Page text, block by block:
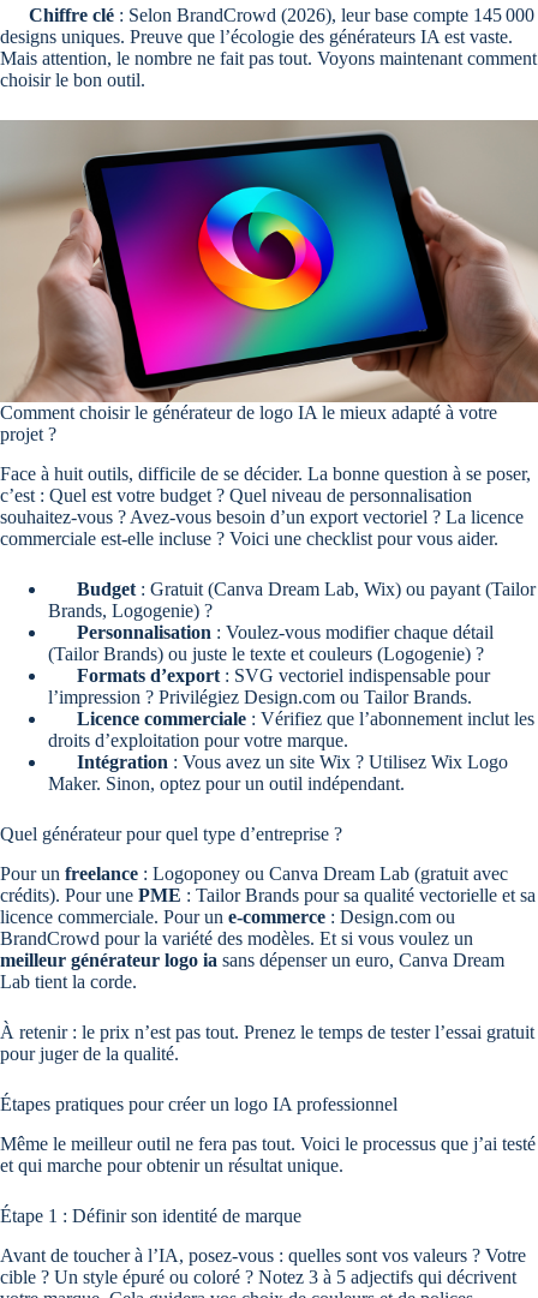
Chiffre clé : Selon BrandCrowd (2026), leur base compte 145 000
designs uniques. Preuve que l’écologie des générateurs IA est vaste.
Mais attention, le nombre ne fait pas tout. Voyons maintenant comment
choisir le bon outil.
Comment choisir le générateur de logo IA le mieux adapté à votre
projet ?
Face à huit outils, difficile de se décider. La bonne question à se poser,
c’est : Quel est votre budget ? Quel niveau de personnalisation
souhaitez-vous ? Avez-vous besoin d’un export vectoriel ? La licence
commerciale est-elle incluse ? Voici une checklist pour vous aider.
Budget : Gratuit (Canva Dream Lab, Wix) ou payant (Tailor
Brands, Logogenie) ?
Personnalisation : Voulez-vous modifier chaque détail
(Tailor Brands) ou juste le texte et couleurs (Logogenie) ?
Formats d’export : SVG vectoriel indispensable pour
l’impression ? Privilégiez Design.com ou Tailor Brands.
Licence commerciale : Vérifiez que l’abonnement inclut les
droits d’exploitation pour votre marque.
Intégration : Vous avez un site Wix ? Utilisez Wix Logo
Maker. Sinon, optez pour un outil indépendant.
Quel générateur pour quel type d’entreprise ?
Pour un freelance : Logoponey ou Canva Dream Lab (gratuit avec
crédits). Pour une PME : Tailor Brands pour sa qualité vectorielle et sa
licence commerciale. Pour un e‑commerce : Design.com ou
BrandCrowd pour la variété des modèles. Et si vous voulez un
meilleur générateur logo ia sans dépenser un euro, Canva Dream
Lab tient la corde.
À retenir : le prix n’est pas tout. Prenez le temps de tester l’essai gratuit
pour juger de la qualité.
Étapes pratiques pour créer un logo IA professionnel
Même le meilleur outil ne fera pas tout. Voici le processus que j’ai testé
et qui marche pour obtenir un résultat unique.
Étape 1 : Définir son identité de marque
Avant de toucher à l’IA, posez-vous : quelles sont vos valeurs ? Votre
cible ? Un style épuré ou coloré ? Notez 3 à 5 adjectifs qui décrivent